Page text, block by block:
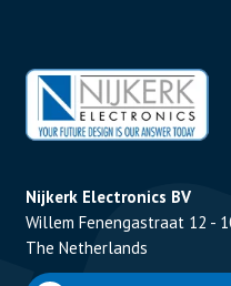
Nijkerk Electronics BV
Willem Fenengastraat 12 -
The Netherlands